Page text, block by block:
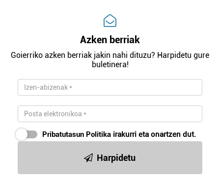
Azken berriak
Goierriko azken berriak jakin nahi dituzu? Harpidetu gure
buletinera!
Pribatutasun Politika irakurri eta onartzen dut.
Harpidetu